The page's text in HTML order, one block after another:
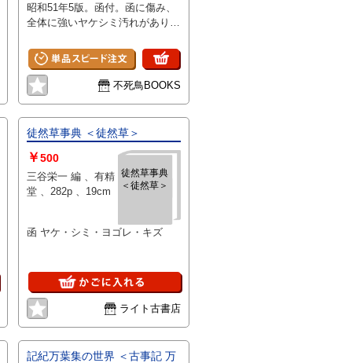
昭和51年5版。函付。函に傷み、
全体に強いヤケシミ汚れがありま
不死鳥BOOKS
徒然草事典 ＜徒然草＞
徒然草事典
＜徒然草＞
￥500
三谷栄一 編 、有精
堂 、282p 、19cm
函 ヤケ・シミ・ヨゴレ・キズ
ライト古書店
記紀万葉集の世界 ＜古事記 万